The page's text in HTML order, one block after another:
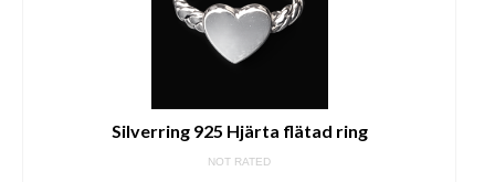
Silverring 925 Hjärta flätad ring
NOT RATED